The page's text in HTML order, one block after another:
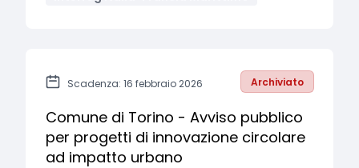
Scadenza: 16 febbraio 2026 Archiviato
Comune di Torino - Avviso pubblico
per progetti di innovazione circolare
ad impatto urbano